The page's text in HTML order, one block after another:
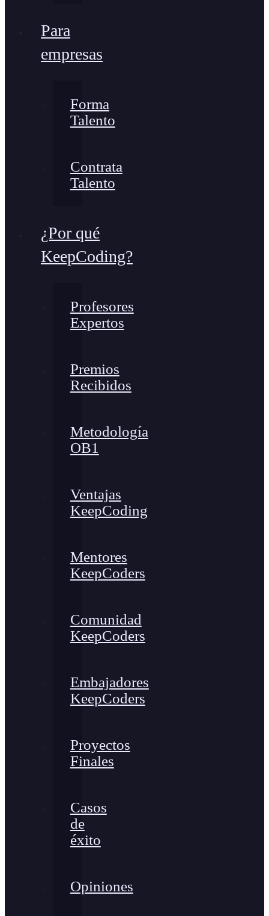
Para
empresas
Forma
Talento
Contrata
Talento
¿Por qué
KeepCoding?
Profesores
Expertos
Premios
Recibidos
Metodología
OB1
Ventajas
KeepCoding
Mentores
KeepCoders
Comunidad
KeepCoders
Embajadores
KeepCoders
Proyectos
Finales
Casos
de
éxito
Opiniones